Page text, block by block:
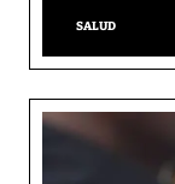
SALUD